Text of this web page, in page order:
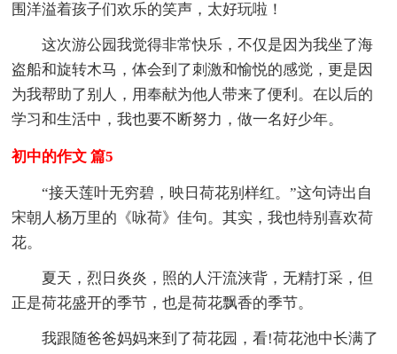
围洋溢着孩子们欢乐的笑声，太好玩啦！
这次游公园我觉得非常快乐，不仅是因为我坐了海
盗船和旋转木马，体会到了刺激和愉悦的感觉，更是因
为我帮助了别人，用奉献为他人带来了便利。在以后的
学习和生活中，我也要不断努力，做一名好少年。
初中的作文 篇5
“接天莲叶无穷碧，映日荷花别样红。”这句诗出自
宋朝人杨万里的《咏荷》佳句。其实，我也特别喜欢荷
花。
夏天，烈日炎炎，照的人汗流浃背，无精打采，但
正是荷花盛开的季节，也是荷花飘香的季节。
我跟随爸爸妈妈来到了荷花园，看!荷花池中长满了